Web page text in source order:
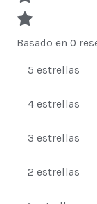
Basado en 0
5 estrellas
4 estrellas
3 estrellas
2 estrellas